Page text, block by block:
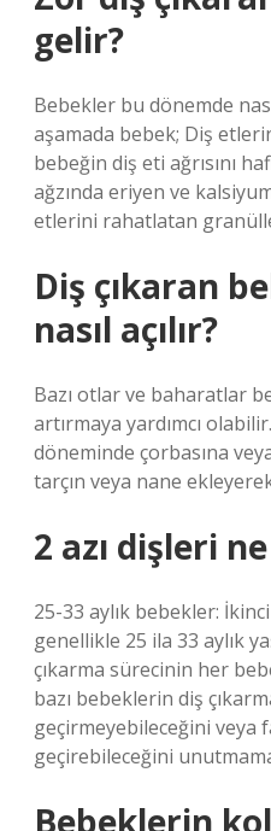
gelir?
Bebekler bu dönemde
aşamada bebek; Diş
bebeğin diş eti ağrısını
ağzında eriyen ve
etlerini rahatlatan
Diş çıkaran
nasıl açılır?
Bazı otlar ve baharatlar
artırmaya yardımcı
döneminde çorbasına
tarçın veya nane
2 azı dişleri
25-33 aylık bebekler:
genellikle 25 ila 33 aylık
çıkarma sürecinin her
bazı bebeklerin diş
geçirmeyebileceğini veya
geçirebileceğini
Bebeklerin